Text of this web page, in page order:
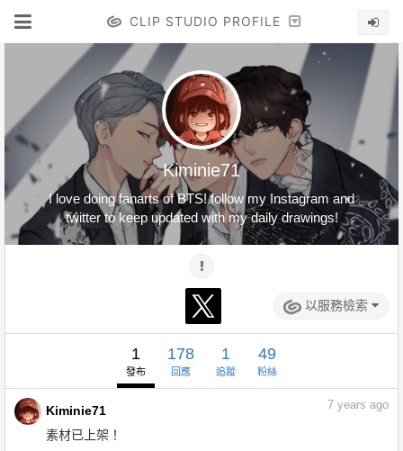
CLIP STUDIO PROFILE
Kiminie71
I love doing fanarts of BTS! follow my Instagram and
twitter to keep updated with my daily drawings!
以服務檢索
1
發布
178
回應
1
追蹤
49
粉絲
Kiminie71
素材已上架！
7 years ago